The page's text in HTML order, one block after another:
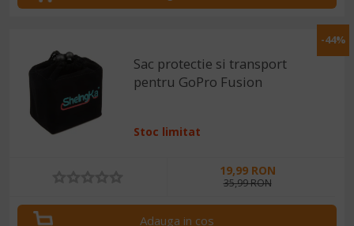
-44%
Sac protectie si transport
pentru GoPro Fusion
Stoc limitat
19,99 RON
35,99 RON
Adauga in cos